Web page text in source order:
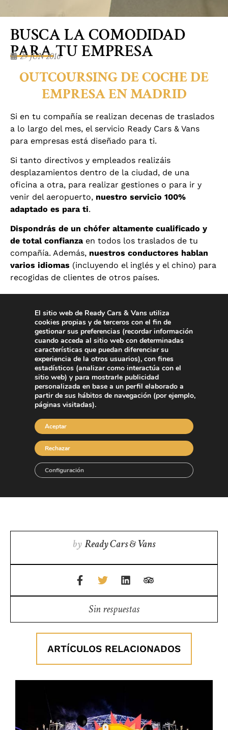
Blog
BUSCA LA COMODIDAD
PARA TU EMPRESA
29 JUN 2016
OUTCOURSING DE COCHE DE
EMPRESA EN MADRID
Si en tu compañía se realizan decenas de traslados
a lo largo del mes, el servicio Ready Cars & Vans
para empresas está diseñado para ti.
Si tanto directivos y empleados realizáis
desplazamientos dentro de la ciudad, de una
oficina a otra, para realizar gestiones o para ir y
venir del aeropuerto, nuestro servicio 100%
adaptado es para ti.
Dispondrás de un chófer altamente cualificado y
de total confianza en todos los traslados de tu
compañía. Además, nuestros conductores hablan
varios idiomas (incluyendo el inglés y el chino) para
recogidas de clientes de otros países.
Gracias alservicio para empresas de Ready Cars &
tendrás lo mejor de un coche de empresa,
pero pagarás solo lo que necesitas. Lo mejor del
outsourcing:solo pagarás por los traslados que se
realicen. Ni más, ni menos. Porque ofrecemos un
servicio justo para tu compañía.
Y además,emitimos una única factura mensual
el desglose de todos los desplazamientos. No
trabajamos con decenas de recibos.
Pon a prueba nuestras palabras yreserva ahora tu
coche en Madrid. Recuerda quedispones de
conexión Wifi en todos nuestros vehículos
by Ready Cars & Vans
Sin respuestas
ARTÍCULOS RELACIONADOS
El sitio web de Ready Cars & Vans utiliza
cookies propias y de terceros con el fin de
gestionar sus preferencias (recordar información
cuando acceda al sitio web con determinadas
características que puedan diferenciar su
experiencia de la otros usuarios), con fines
estadísticos (analizar como interactúa con el
sitio web) y para mostrarle publicidad
personalizada en base a un perfil elaborado a
partir de sus hábitos de navegación (por ejemplo,
páginas visitadas).
Aceptar
Rechazar
Configuración